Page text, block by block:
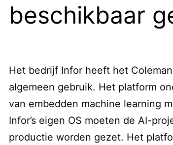
beschikbaar
Het bedrijf Infor heeft het
algemeen gebruik. Het platform
van embedden machine learning
Infor’s eigen OS moeten de AI-
productie worden gezet. Het